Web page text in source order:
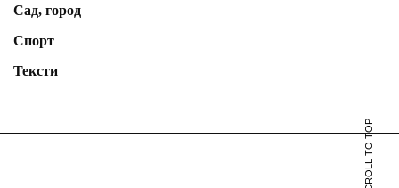
Сад, город
Спорт
Тексти
SCROLL TO TOP